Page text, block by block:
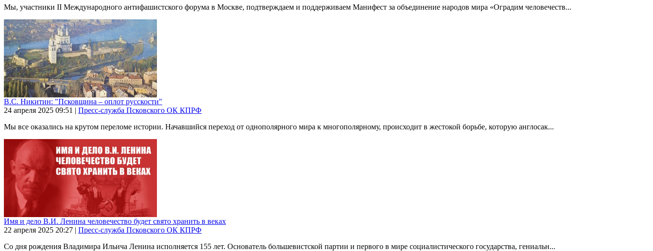
Мы, участники II Международного антифашистского форума в Москве, подтверждаем и поддерживаем Манифест за объединение народов мира «Оградим человечеств...
В.С. Никитин: "Псковщина – оплот русскости"
24 апреля 2025 09:51 | Пресс-служба Псковского ОК КПРФ
Мы все оказались на крутом переломе истории. Начавшийся переход от однополярного мира к многополярному, происходит в жестокой борьбе, которую англосак...
Имя и дело В.И. Ленина человечество будет свято хранить в веках
22 апреля 2025 20:27 | Пресс-служба Псковского ОК КПРФ
Со дня рождения Владимира Ильича Ленина исполняется 155 лет. Основатель большевистской партии и первого в мире социалистического государства, гениальн...